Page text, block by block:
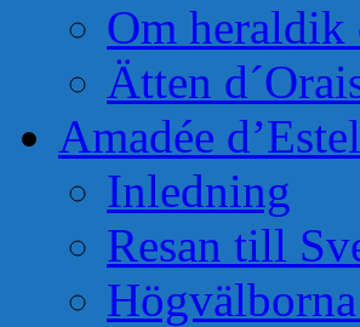
Om heraldik
Ätten
Amadée
Inledning
Resan till